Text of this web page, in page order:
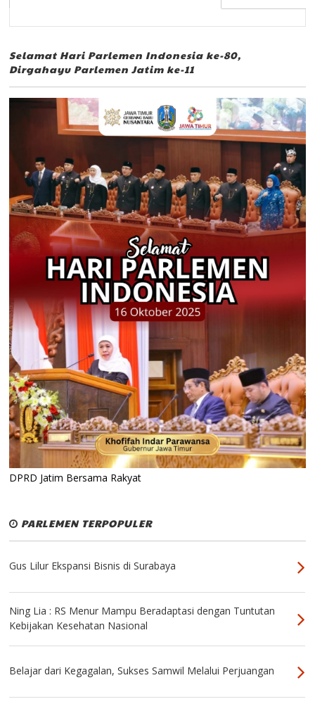
Selamat Hari Parlemen Indonesia ke-80,
Dirgahayu Parlemen Jatim ke-11
DPRD Jatim Bersama Rakyat
PARLEMEN TERPOPULER
Gus Lilur Ekspansi Bisnis di Surabaya
Ning Lia : RS Menur Mampu Beradaptasi dengan Tuntutan
Kebijakan Kesehatan Nasional
Belajar dari Kegagalan, Sukses Samwil Melalui Perjuangan